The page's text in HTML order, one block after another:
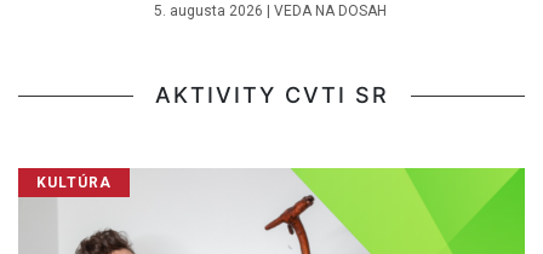
5. augusta 2026 | VEDA NA DOSAH
AKTIVITY CVTI SR
KULTÚRA